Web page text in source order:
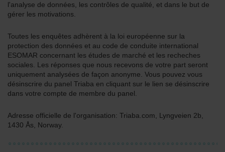
l'analyse de données, les contrôles de qualité, et dans le but de
gérer les motivations.
Toutes les enquêtes adhèrent à la loi européenne sur la
protection des données et au code de conduite international
ESOMAR concernant les études de marché et les recheches
sociales. Les réponses que nous recevons de votre part seront
uniquement analysées de façon anonyme. Vous pouvez vous
désinscrire du panel Triaba en cliquant sur le lien se désinscrire
dans votre compte de membre du panel.
Adresse officielle de l'organisation: Triaba.com, Lyngveien 2b,
1430 Ås, Norway.